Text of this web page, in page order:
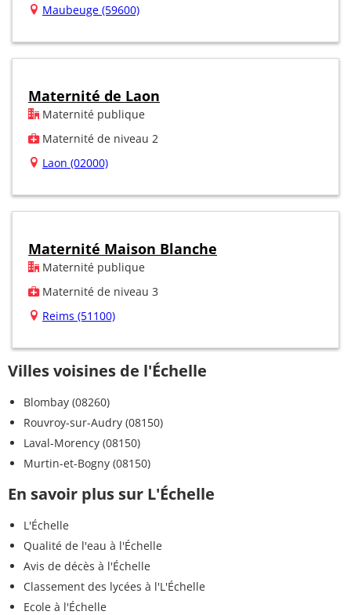
Maubeuge (59600)
Maternité de Laon
Maternité publique
Maternité de niveau 2
Laon (02000)
Maternité Maison Blanche
Maternité publique
Maternité de niveau 3
Reims (51100)
Villes voisines de l'Échelle
Blombay (08260)
Rouvroy-sur-Audry (08150)
Laval-Morency (08150)
Murtin-et-Bogny (08150)
En savoir plus sur L'Échelle
L'Échelle
Qualité de l'eau à l'Échelle
Avis de décès à l'Échelle
Classement des lycées à l'L'Échelle
Ecole à l'Échelle